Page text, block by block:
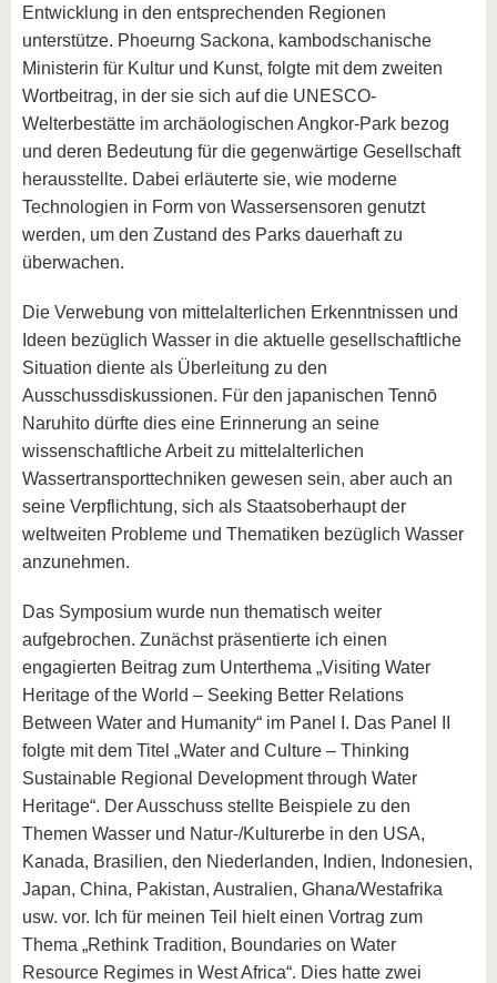
Entwicklung in den entsprechenden Regionen
unterstütze. Phoeurng Sackona, kambodschanische
Ministerin für Kultur und Kunst, folgte mit dem zweiten
Wortbeitrag, in der sie sich auf die UNESCO-
Welterbestätte im archäologischen Angkor-Park bezog
und deren Bedeutung für die gegenwärtige Gesellschaft
herausstellte. Dabei erläuterte sie, wie moderne
Technologien in Form von Wassersensoren genutzt
werden, um den Zustand des Parks dauerhaft zu
überwachen.
Die Verwebung von mittelalterlichen Erkenntnissen und
Ideen bezüglich Wasser in die aktuelle gesellschaftliche
Situation diente als Überleitung zu den
Ausschussdiskussionen. Für den japanischen Tennō
Naruhito dürfte dies eine Erinnerung an seine
wissenschaftliche Arbeit zu mittelalterlichen
Wassertransporttechniken gewesen sein, aber auch an
seine Verpflichtung, sich als Staatsoberhaupt der
weltweiten Probleme und Thematiken bezüglich Wasser
anzunehmen.
Das Symposium wurde nun thematisch weiter
aufgebrochen. Zunächst präsentierte ich einen
engagierten Beitrag zum Unterthema „Visiting Water
Heritage of the World – Seeking Better Relations
Between Water and Humanity“ im Panel I. Das Panel II
folgte mit dem Titel „Water and Culture – Thinking
Sustainable Regional Development through Water
Heritage“. Der Ausschuss stellte Beispiele zu den
Themen Wasser und Natur-/Kulturerbe in den USA,
Kanada, Brasilien, den Niederlanden, Indien, Indonesien,
Japan, China, Pakistan, Australien, Ghana/Westafrika
usw. vor. Ich für meinen Teil hielt einen Vortrag zum
Thema „Rethink Tradition, Boundaries on Water
Resource Regimes in West Africa“. Dies hatte zwei